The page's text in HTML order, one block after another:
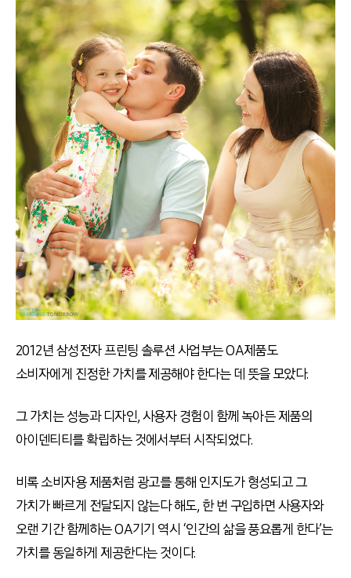
2012년 삼성전자 프린팅 솔루션 사업부는 OA제품도
소비자에게 진정한 가치를 제공해야 한다는 데 뜻을 모았다.
그 가치는 성능과 디자인, 사용자 경험이 함께 녹아든 제품의
아이덴티티를 확립하는 것에서부터 시작되었다.
비록 소비자용 제품처럼 광고를 통해 인지도가 형성되고 그
가치가 빠르게 전달되지 않는다 해도, 한 번 구입하면 사용자와
오랜 기간 함께하는 OA기기 역시 ‘인간의 삶을 풍요롭게 한다’는
가치를 동일하게 제공한다는 것이다.